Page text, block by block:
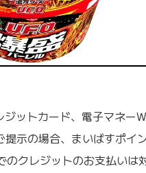
ットカード、電子マネ
示の場合、まいばすポイ
クレジットのお支払いは